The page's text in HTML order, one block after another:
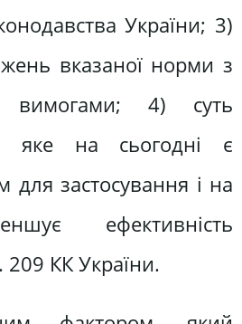
України; 3)
вказаної норми з
вимогами; 4) суть
яке на сьогодні є
для застосування і на
ефективність
209 КК України.